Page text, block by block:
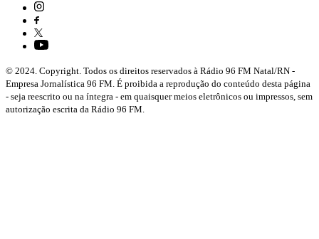
© 2024. Copyright. Todos os direitos reservados à Rádio 96 FM Natal/RN -
Empresa Jornalística 96 FM. É proibida a reprodução do conteúdo desta página
- seja reescrito ou na íntegra - em quaisquer meios eletrônicos ou impressos, sem
autorização escrita da Rádio 96 FM.